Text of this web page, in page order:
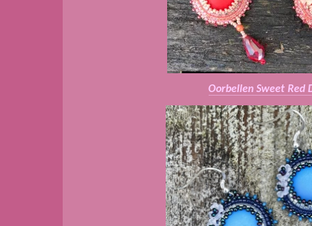
Oorbellen Sweet Red